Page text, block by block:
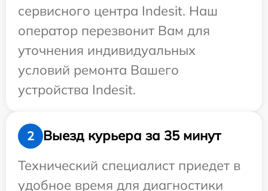
сервисного центра Indesit. Наш
оператор перезвонит Вам для
уточнения индивидуальных
условий ремонта Вашего
устройства Indesit.
2
Выезд курьера за 35 минут
Технический специалист приедет в
удобное время для диагностики